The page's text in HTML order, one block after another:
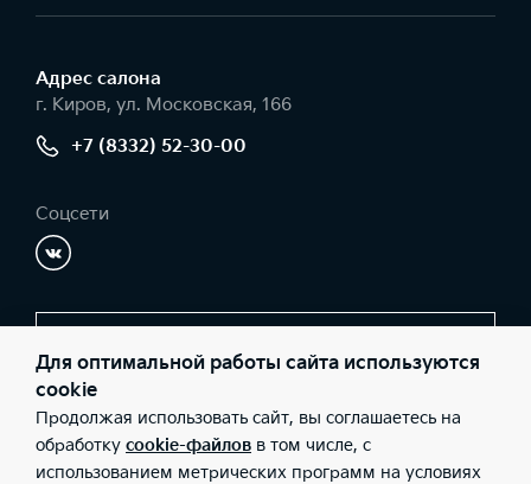
Адрес салонa
г. Киров, ул. Московская, 166
+7 (8332) 52-30-00
Соцсети
© 2026 Юридические лица ООО «Автомотор» (Фактический
адрес: г. Киров, ул. Московская, 166; Телефон: +7 (8332) 52-30-
00; ИНН: 4345338119; ОГРН: 1124345020359), ООО «Киа Россия
Для оптимальной работы сайта используются
cookie
Продолжая использовать сайт, вы соглашаетесь на
обработку cookie-файлов в том числе, с
использованием метрических программ на условиях